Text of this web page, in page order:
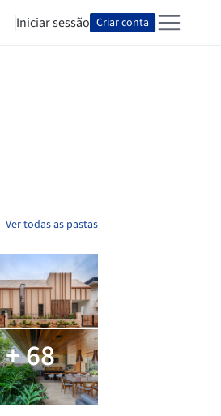
Iniciar sessão Criar conta
Ver todas as pastas
+ 68